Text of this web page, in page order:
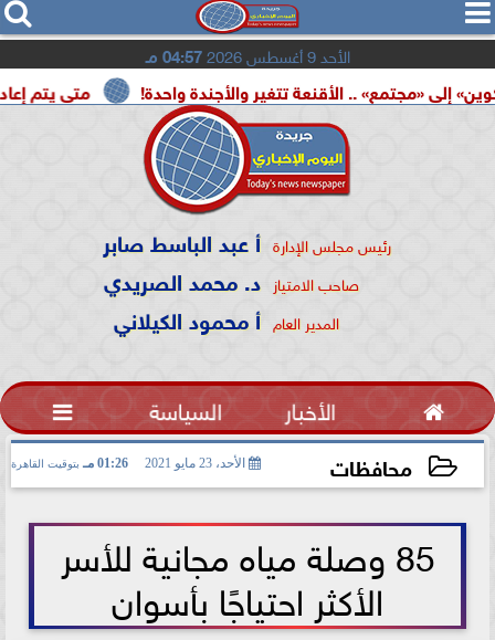
  
الأحد 9 أغسطس 2026 04:57 مـ
متى يتم إعادة .. الأقنعة تتغير والأجندة واحدة!
رئيس مجلس الإدارة أ عبد الباسط صابر
صاحب الامتياز د. محمد الصريدي
المدير العام أ محمود الكيلاني
 الأخبار السياسة 
محافظات الأحد، 23 مايو 2021 01:26 مـ بتوقيت القاهرة
85 وصلة مياه مجانية للأسر
الأكثر احتياجًا بأسوان